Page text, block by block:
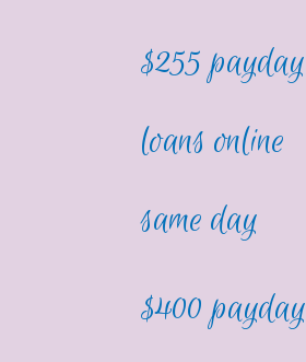
$255 payday
loans online
same day
$400 payday